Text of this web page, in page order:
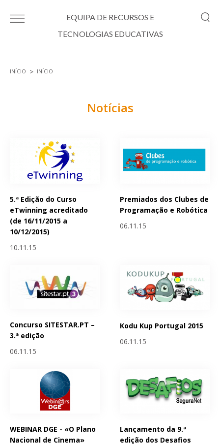
EQUIPA DE RECURSOS E
TECNOLOGIAS EDUCATIVAS
INÍCIO INÍCIO
Notícias
5.ª Edição do Curso
eTwinning acreditado
(de 16/11/2015 a
10/12/2015)
10.11.15
Premiados dos Clubes de
Programação e Robótica
06.11.15
Concurso SITESTAR.PT –
3.ª edição
06.11.15
Kodu Kup Portugal 2015
06.11.15
WEBINAR DGE - «O Plano
Nacional de Cinema»
Lançamento da 9.ª
edição dos Desafios
Páginas